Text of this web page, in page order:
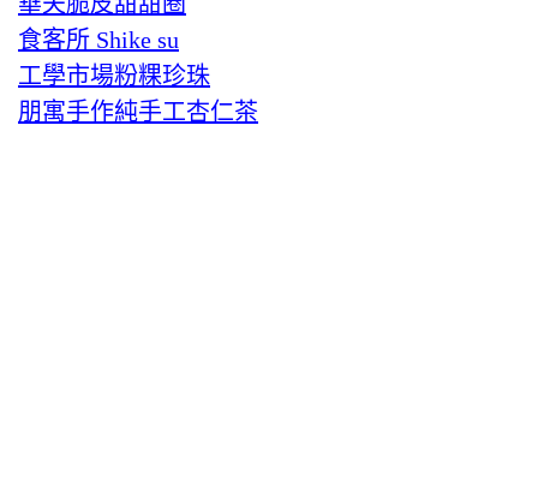
食客所 Shike su
工學市場粉粿珍珠
朋寓手作純手工杏仁茶